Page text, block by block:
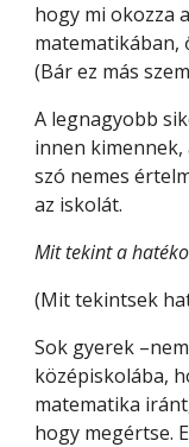
hogy mi okozza
matematikában,
(Bár ez más
A legnagyobb
innen kimennek,
szó nemes
az iskolát.
Mit tekint a
(Mit tekintsek
Sok gyerek
középiskolába,
matematika
hogy megértse.